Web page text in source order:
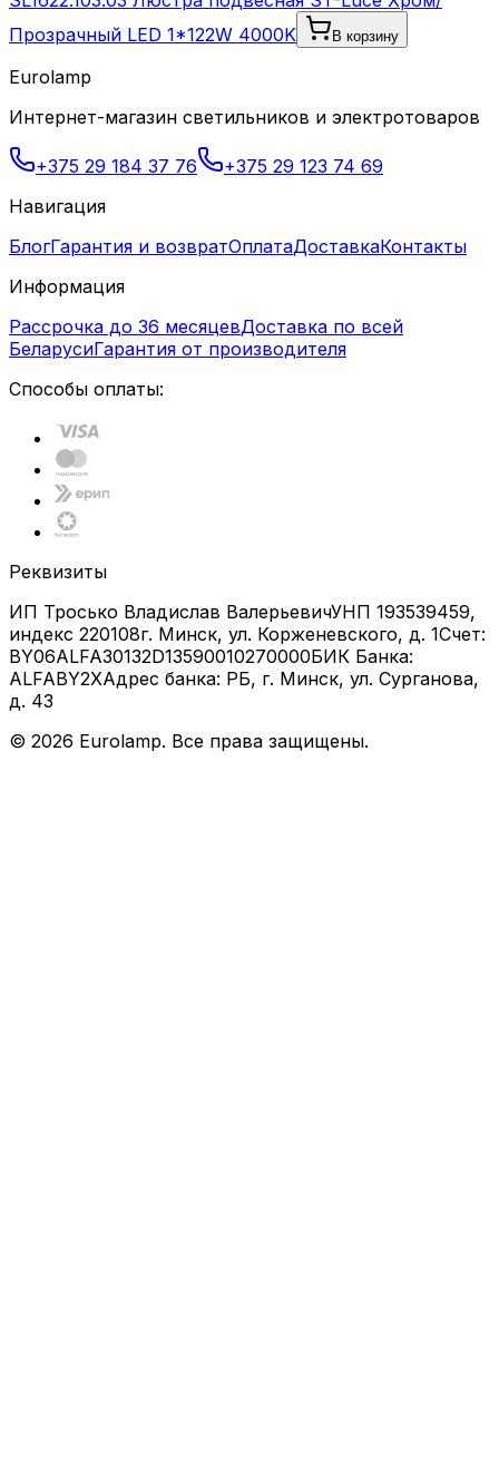
Прозрачный LED 1*122W 4000K
В корзину
Eurolamp
Интернет-магазин светильников и электротоваров
+375 29 184 37 76
+375 29 123 74 69
Навигация
БлогГарантия и возвратОплатаДоставкаКонтакты
Информация
Рассрочка до 36 месяцевДоставка по всей
БеларусиГарантия от производителя
Способы оплаты:
Реквизиты
ИП Тросько Владислав ВалерьевичУНП 193539459,
индекс 220108г. Минск, ул. Корженевского, д. 1Счет:
BY06ALFA30132D13590010270000БИК Банка:
ALFABY2XАдрес банка: РБ, г. Минск, ул. Сурганова,
д. 43
© 2026 Eurolamp. Все права защищены.